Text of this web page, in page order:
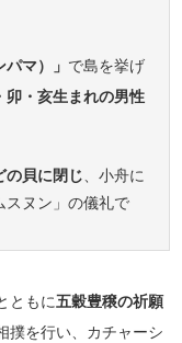
マ）」 で島を挙げ
卯・亥生まれの男性
の貝に閉じ、小舟に
スヌン」の儀礼で
ともに五穀豊穣の祈願
撲を行い、カチャーシ